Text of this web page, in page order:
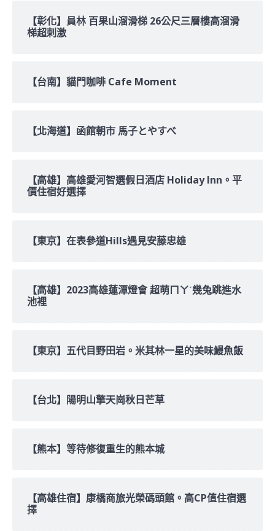
【彰化】員林 百果山溜滑梯 26公尺三層樓高溜滑
梯超刺激
【台南】貓門咖啡 Cafe Moment
【北海道】函館朝市 馬子とやすべ
【高雄】高雄愛河智選假日酒店 Holiday Inn。平
價住宿好選擇
【東京】在表參道Hills遇見安藤忠雄
【高雄】2023高雄蓮潭燈會 超萌ㄇㄚˊ幾兔跳進水
池裡
【東京】五代目野田岩。米其林一星的美味鰻魚飯
【台北】陽明山擎天崗秋日芒草
【熊本】等待修復重生的熊本城
【高雄住宿】康橋商旅光榮碼頭館。高CP值住宿選
擇